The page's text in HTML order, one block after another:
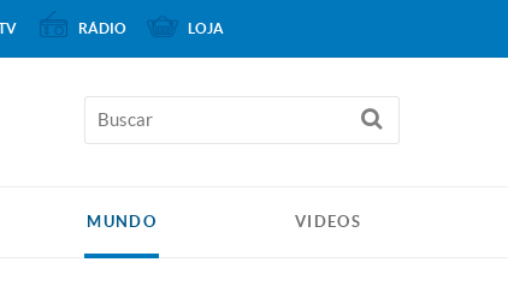
MUNDO VIDEOS
RÁDIO LOJA